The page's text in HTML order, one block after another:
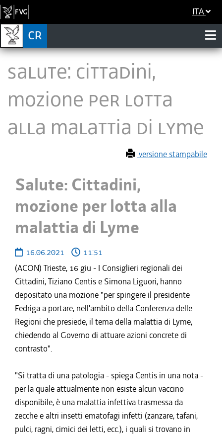
ITA
Salute: Cittadini,
mozione per lotta
alla malattia di Lyme
versione stampabile
Salute: Cittadini,
mozione per lotta alla
malattia di Lyme
16.06.2021
11:51
(ACON) Trieste, 16 giu - I Consiglieri regionali dei
Cittadini, Tiziano Centis e Simona Liguori, hanno
depositato una mozione "per spingere il presidente
Fedriga a portare, nell'ambito della Conferenza delle
Regioni che presiede, il tema della malattia di Lyme,
chiedendo al Governo di attuare azioni concrete di
contrasto".
"Si tratta di una patologia - spiega Centis in una nota -
per la quale attualmente non esiste alcun vaccino
disponibile, è una malattia infettiva trasmessa da
zecche e altri insetti ematofagi infetti (zanzare, tafani,
pulci, ragni, cimici dei letti, ecc.), i quali si trovano in